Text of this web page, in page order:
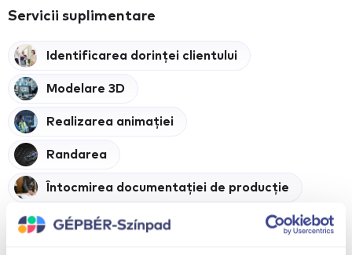
Servicii suplimentare
Identificarea dorinței clientului
Modelare 3D
Realizarea animației
Randarea
Întocmirea documentației de producție
Realizare / producția de echipamente